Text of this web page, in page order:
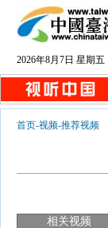
2026年8月7日 星期五
首页-视频-推荐视频
相关视频